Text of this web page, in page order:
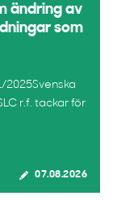
ändring av
som
r.f. tackar för
07.08.2026